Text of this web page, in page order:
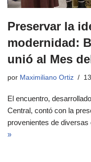
Preservar la
modernidad:
unió al Mes
por Maximiliano Ortiz
El encuentro,
Central, contó con la
provenientes de
»